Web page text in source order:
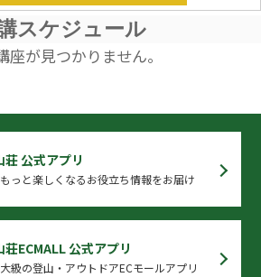
スケジュール
が見つかりません。
荘 公式アプリ
っと楽しくなるお役立ち情報をお届け
荘ECMALL 公式アプリ
級の登山・アウトドアECモールアプリ